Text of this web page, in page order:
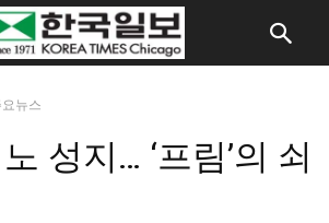
뉴스
성지… ‘프림’의 쇠